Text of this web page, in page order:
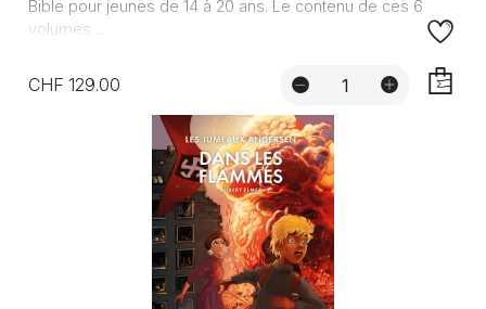
Bible pour jeunes de 14 à 20 ans. Le contenu de ces 6
volumes ...
CHF 129.00